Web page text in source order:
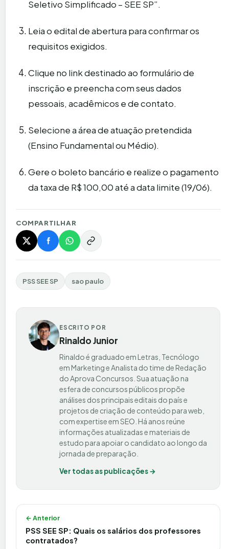
Seletivo Simplificado – SEE SP”.
Leia o edital de abertura para confirmar os
requisitos exigidos.
Clique no link destinado ao formulário de
inscrição e preencha com seus dados
pessoais, acadêmicos e de contato.
Selecione a área de atuação pretendida
(Ensino Fundamental ou Médio).
Gere o boleto bancário e realize o pagamento
da taxa de R$ 100,00 até a data limite (19/06).
COMPARTILHAR
PSS SEE SP sao paulo
ESCRITO POR
Rinaldo Junior
Rinaldo é graduado em Letras, Tecnólogo
em Marketing e Analista do time de Redação
do Aprova Concursos. Sua atuação na
esfera de concursos públicos propõe
análises dos principais editais do país e
projetos de criação de conteúdo para web,
com expertise em SEO. Há anos reúne
informações atualizadas e materiais de
estudo para apoiar o candidato ao longo da
jornada de preparação.
Ver todas as publicações →
Navegação de Post
← Anterior
PSS SEE SP: Quais os salários dos professores
contratados?